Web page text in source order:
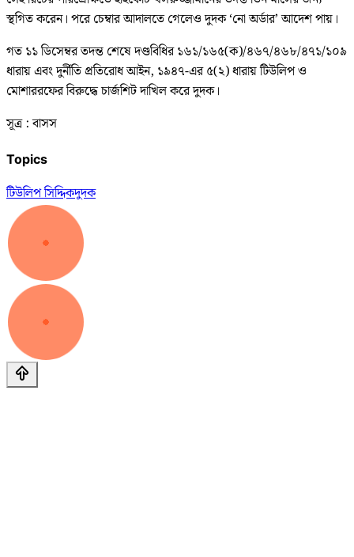
স্থগিত করেন। পরে চেম্বার আদালতে গেলেও দুদক ‘নো অর্ডার’ আদেশ পায়।
গত ১১ ডিসেম্বর তদন্ত শেষে দণ্ডবিধির ১৬১/১৬৫(ক)/৪৬৭/৪৬৮/৪৭১/১০৯
ধারায় এবং দুর্নীতি প্রতিরোধ আইন, ১৯৪৭-এর ৫(২) ধারায় টিউলিপ ও
মোশাররফের বিরুদ্ধে চার্জশিট দাখিল করে দুদক।
সূত্র : বাসস
Topics
টিউলিপ সিদ্দিকদুদক